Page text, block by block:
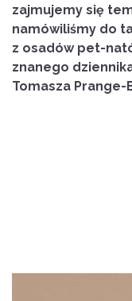
zajmujemy się
namówiliśmy do
z osadów pet-
znanego
Tomasza